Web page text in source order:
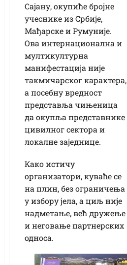
Сајану, окупиће бројне
учеснике из Србије,
Мађарске и Румуније.
Ова интернационална и
мултикултурна
манифестација није
такмичарског карактера,
а посебну вредност
представља чињеница
да окупља представнике
цивилног сектора и
локалне заједнице.
Како истичу
организатори, куваће се
на плин, без ограничења
у избору јела, а циљ није
надметање, већ дружење
и неговање партнерских
односа.